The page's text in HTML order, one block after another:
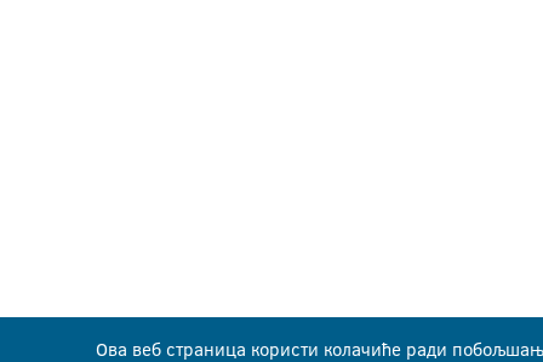
Ова веб страница користи колачиће ради